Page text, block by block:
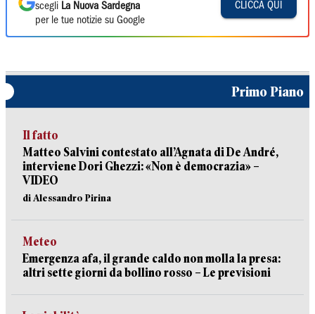
scegli La Nuova Sardegna
per le tue notizie su Google
CLICCA QUI
Primo Piano
Il fatto
Matteo Salvini contestato all’Agnata di De André,
interviene Dori Ghezzi: «Non è democrazia» –
VIDEO
di Alessandro Pirina
Meteo
Emergenza afa, il grande caldo non molla la presa:
altri sette giorni da bollino rosso – Le previsioni